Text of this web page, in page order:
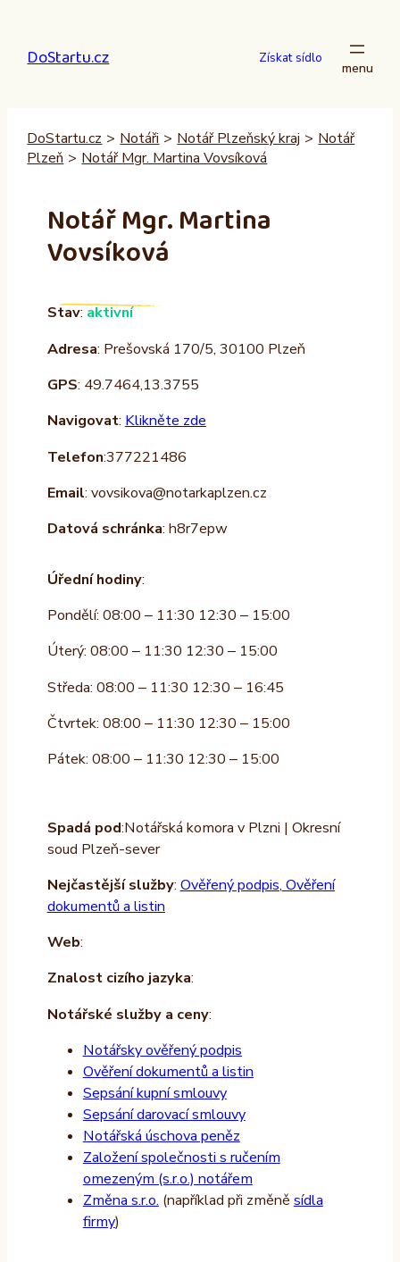
obsah
DoStartu.cz Získat sídlo
DoStartu.cz > Notáři > Notář Plzeňský kraj > Notář
Plzeň > Notář Mgr. Martina Vovsíková
Notář Mgr. Martina
Vovsíková
Stav: aktivní
Adresa: Prešovská 170/5, 30100 Plzeň
GPS: 49.7464,13.3755
Navigovat: Klikněte zde
Telefon:377221486
Email: vovsikova@notarkaplzen.cz
Datová schránka: h8r7epw
Úřední hodiny:
Pondělí: 08:00 – 11:30 12:30 – 15:00
Úterý: 08:00 – 11:30 12:30 – 15:00
Středa: 08:00 – 11:30 12:30 – 16:45
Čtvrtek: 08:00 – 11:30 12:30 – 15:00
Pátek: 08:00 – 11:30 12:30 – 15:00
Spadá pod:Notářská komora v Plzni | Okresní
soud Plzeň-sever
Nejčastější služby: Ověřený podpis, Ověření
dokumentů a listin
Web:
Znalost cizího jazyka:
Notářské služby a ceny:
Notářsky ověřený podpis
Ověření dokumentů a listin
Sepsání kupní smlouvy
Sepsání darovací smlouvy
Notářská úschova peněz
Založení společnosti s ručením
omezeným (s.r.o.) notářem
Změna s.r.o. (například při změně sídla
firmy)